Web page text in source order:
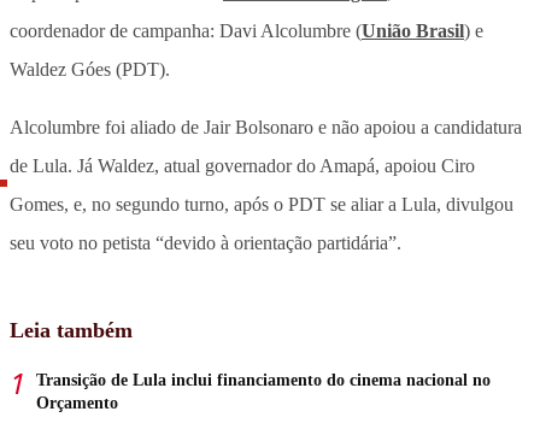
coordenador de campanha: Davi Alcolumbre (União Brasil) e
Waldez Góes (PDT).
Alcolumbre foi aliado de Jair Bolsonaro e não apoiou a candidatura
de Lula. Já Waldez, atual governador do Amapá, apoiou Ciro
Gomes, e, no segundo turno, após o PDT se aliar a Lula, divulgou
seu voto no petista “devido à orientação partidária”.
Leia também
Transição de Lula inclui financiamento do cinema nacional no
Orçamento